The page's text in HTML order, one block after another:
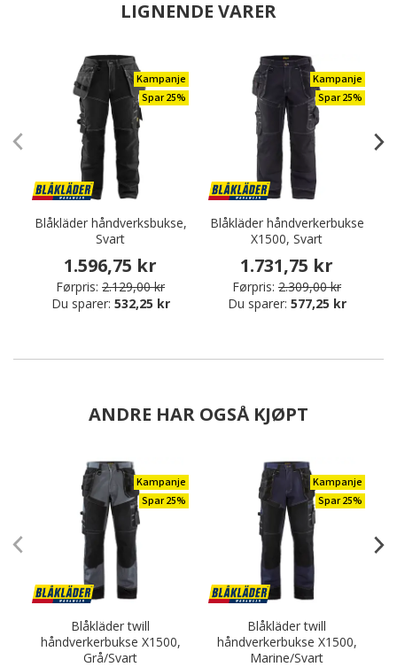
LIGNENDE VARER
Kampanje
Spar 25%
Blåkläder håndverksbukse,
Svart
1.596,75 kr
Førpris: 2.129,00 kr
Du sparer: 532,25 kr
Kampanje
Spar 25%
Blåkläder håndverkerbukse
X1500, Svart
1.731,75 kr
Førpris: 2.309,00 kr
Du sparer: 577,25 kr
ANDRE HAR OGSÅ KJØPT
Kampanje
Spar 25%
Blåkläder twill
håndverkerbukse X1500,
Grå/Svart
Kampanje
Spar 25%
Blåkläder twill
håndverkerbukse X1500,
Marine/Svart